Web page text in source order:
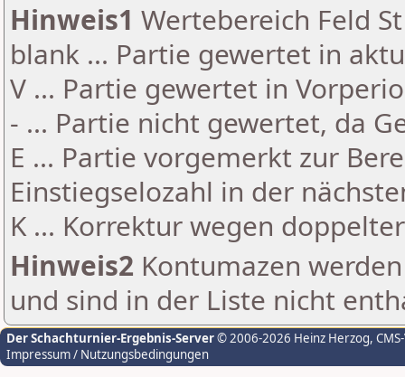
Hinweis1 Wertebereich Feld
blank ... Partie gewertet in
V ... Partie gewertet in
- ... Partie nicht gewertet, da
E ... Partie vorgemerkt zur
Einstiegselozahl in der
K ... Korrektur wegen
Hinweis2 Kontumazen
und sind in der Liste nicht
Der Schachturnier-Ergebnis-Server© 2006-2026 Heinz Herzog,
Impressum / Nutzungsbedingungen